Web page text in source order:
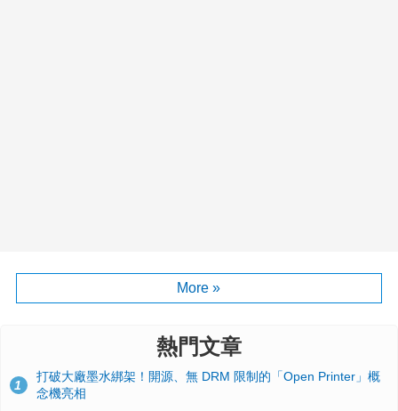
More »
熱門文章
1
打破大廠墨水綁架！開源、無 DRM 限制的「Open Printer」概
念機亮相